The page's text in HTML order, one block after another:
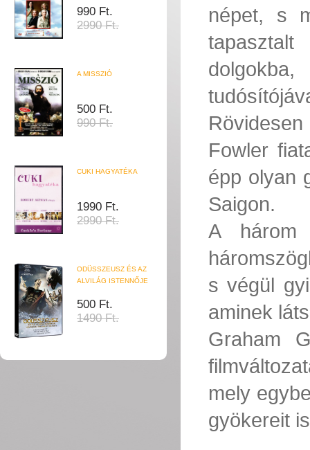
990 Ft.
2990 Ft.
A MISSZIÓ
500 Ft.
990 Ft.
CUKI HAGYATÉKA
1990 Ft.
2990 Ft.
ODÜSSZEUSZ ÉS AZ
ALVILÁG ISTENNŐJE
500 Ft.
1490 Ft.
népet, s
Fowler
épp olyan
Saigon.
A három
s végül
aminek
Graham
mely
gyökereit